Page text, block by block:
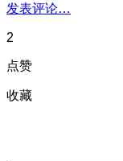
发表评论…
2
点赞
收藏